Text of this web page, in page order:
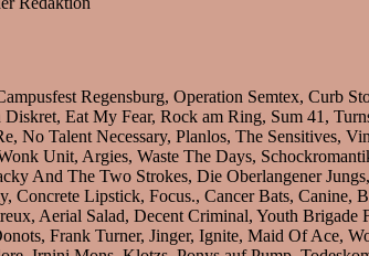
Regensburg, Operation Semtex,
Eat My Fear, Rock am Ring, Sum 41,
No Talent Necessary, Planlos, The Sensitives,
Unit, Argies, Waste The Days,
And The Two Strokes, Die Oberlangener
Lipstick, Focus., Cancer Bats,
Aerial Salad, Decent Criminal, Youth
Frank Turner, Jinger, Ignite, Maid Of Ace,